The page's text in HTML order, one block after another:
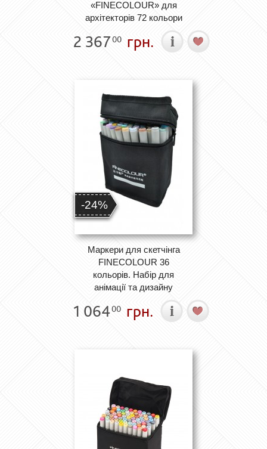
«FINECOLOUR» для
архітекторів 72 кольори
2 36700 грн.
-24%
Маркери для скетчінга
FINECOLOUR 36
кольорів. Набір для
анімації та дизайну
1 06400 грн.